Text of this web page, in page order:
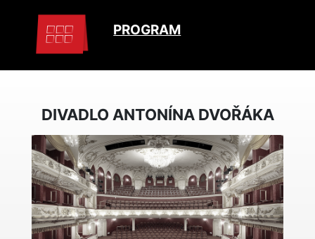
PROGRAM
DIVADLO ANTONÍNA DVOŘÁKA